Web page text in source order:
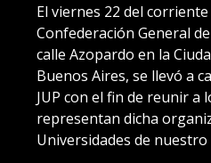
El viernes 22 del
Confederación General
calle Azopardo en la
Buenos Aires, se llevó a
JUP con el fin de reunir a
representan dicha
Universidades de nuestro